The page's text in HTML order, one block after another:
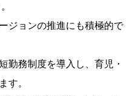
ジョンの推進にも積極的で
勤務制度を導入し、育児・
す。